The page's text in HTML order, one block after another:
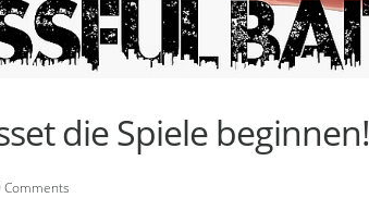
die Spiele beginnen!
Comments